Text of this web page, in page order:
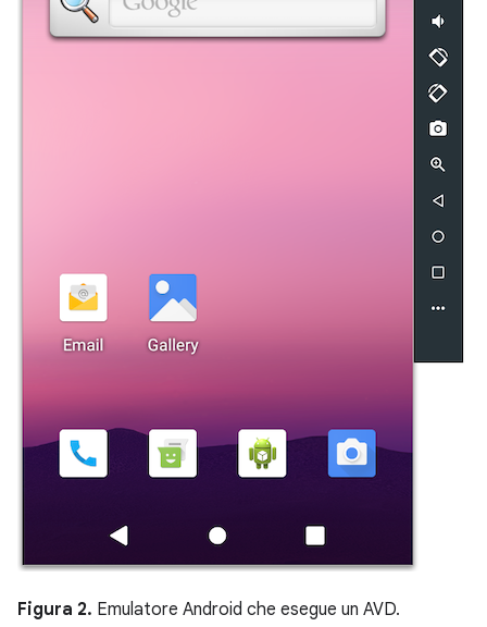
Figura 2. Emulatore Android che esegue un AVD.